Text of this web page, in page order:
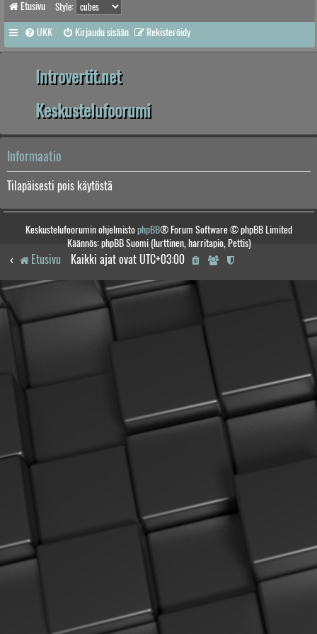
Etusivu Style:
UKK Kirjaudu sisään Rekisteröidy
Introvertit.net
Keskustelufoorumi
Informaatio
Tilapäisesti pois käytöstä
Keskustelufoorumin ohjelmistophpBB® Forum Software © phpBB Limited
Käännös: phpBB Suomi (lurttinen, harritapio, Pettis)
Etusivu Kaikki ajat ovat UTC+03:00